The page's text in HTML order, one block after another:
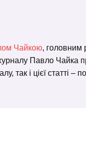
Чайкою, головним
Павло Чайка
так і цієї статті –